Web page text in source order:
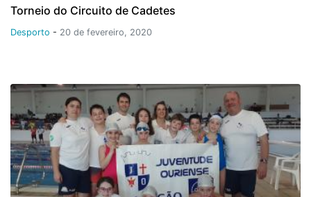
Torneio do Circuito de Cadetes
Desporto - 20 de fevereiro, 2020